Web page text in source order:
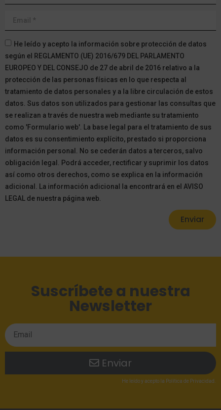
He leído y acepto la información sobre protección de datos
según el REGLAMENTO (UE) 2016/679 DEL PARLAMENTO
EUROPEO Y DEL CONSEJO de 27 de abril de 2016 relativo a la
protección de las personas físicas en lo que respecta al
tratamiento de datos personales y a la libre circulación de estos
datos. Sus datos son utilizados para gestionar las consultas que
se realizan a través de nuestra web mediante su tratamiento
como 'Formulario web'. La base legal para el tratamiento de sus
datos es su consentimiento explícito, prestado si proporciona
información personal. No se cederán datos a terceros, salvo
obligación legal. Podrá acceder, rectificar y suprimir los datos
así como otros derechos, como se explica en la información
adicional. La información adicional la encontrará en el AVISO
LEGAL de nuestra página web.
Enviar
Suscríbete a nuestra
Newsletter
Enviar
He leídoy acepto la Política de Privacidad